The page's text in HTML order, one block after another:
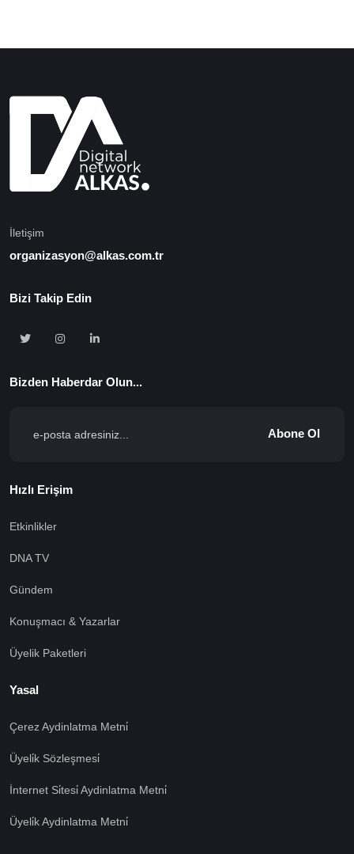
İletişim
organizasyon@alkas.com.tr
Bizi Takip Edin
Bizden Haberdar Olun...
Abone Ol
Hızlı Erişim
Etkinlikler
DNA TV
Gündem
Konuşmacı & Yazarlar
Üyelik Paketleri
Yasal
Çerez Aydinlatma Metni̇
Üyeli̇k Sözleşmesi̇
İnternet Si̇tesi̇ Aydinlatma Metni̇
Üyeli̇k Aydinlatma Metni̇